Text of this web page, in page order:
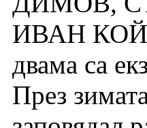
ИВАН
двама са
През